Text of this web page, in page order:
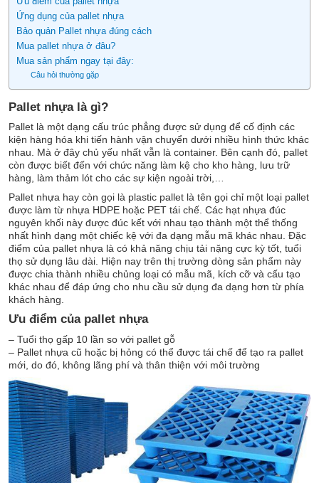
Ứng dụng của pallet nhựa
Bảo quản Pallet nhựa đúng cách
Mua pallet nhựa ở đâu?
Mua sản phẩm ngay tại đây:
Câu hỏi thường gặp
Pallet nhựa là gì?
Pallet là một dạng cấu trúc phẳng được sử dụng để cố định các
kiện hàng hóa khi tiến hành vận chuyển dưới nhiều hình thức khác
nhau. Mà ở đây chủ yếu nhất vẫn là container. Bên cạnh đó, pallet
còn được biết đến với chức năng làm kệ cho kho hàng, lưu trữ
hàng, làm thảm lót cho các sự kiện ngoài trời,…
Pallet nhựa hay còn gọi là plastic pallet là tên gọi chỉ một loại pallet
được làm từ nhựa HDPE hoặc PET tái chế. Các hạt nhựa đúc
nguyên khối này được đúc kết với nhau tạo thành một thể thống
nhất hình dạng một chiếc kệ với đa dạng mẫu mã khác nhau. Đặc
điểm của pallet nhựa là có khả năng chịu tải nặng cực kỳ tốt, tuổi
thọ sử dụng lâu dài. Hiện nay trên thị trường dòng sản phẩm này
được chia thành nhiều chủng loại có mẫu mã, kích cỡ và cấu tạo
khác nhau để đáp ứng cho nhu cầu sử dụng đa dạng hơn từ phía
khách hàng.
Ưu điểm của pallet nhựa
– Tuổi thọ gấp 10 lần so với pallet gỗ
– Pallet nhựa cũ hoặc bị hỏng có thể được tái chế để tạo ra pallet
mới, do đó, không lãng phí và thân thiện với môi trường